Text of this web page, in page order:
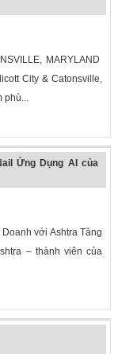
MARYLAND
City & Catonsville,
phù...
Ứng Dụng AI của
với Ashtra Tăng
– thành viên của